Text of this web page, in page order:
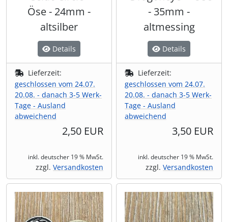
Öse - 24mm -
altsilber
Details
Lieferzeit:
geschlossen vom 24.07.
20.08. - danach 3-5 Werk-
Tage - Ausland
abweichend
2,50 EUR
inkl. deutscher 19 % MwSt.
zzgl. Versandkosten
- 35mm -
altmessing
Details
Lieferzeit:
geschlossen vom 24.07.
20.08. - danach 3-5 Werk-
Tage - Ausland
abweichend
3,50 EUR
inkl. deutscher 19 % MwSt.
zzgl. Versandkosten